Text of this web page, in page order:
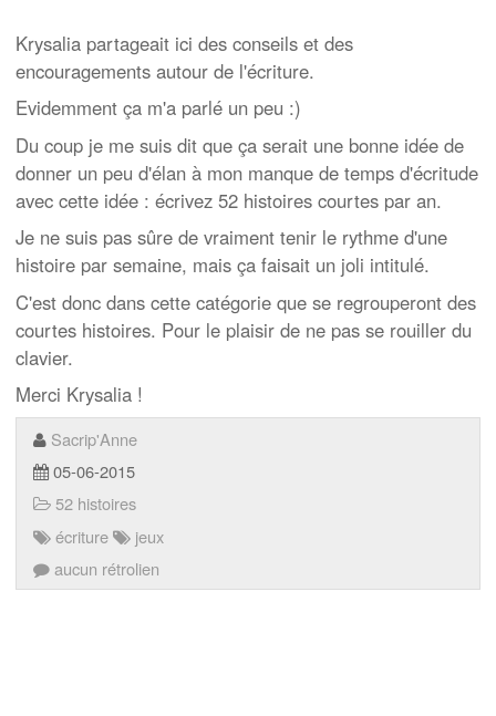
Krysalia partageait ici des conseils et des
encouragements autour de l'écriture.
Evidemment ça m'a parlé un peu :)
Du coup je me suis dit que ça serait une bonne idée de
donner un peu d'élan à mon manque de temps d'écritude
avec cette idée : écrivez 52 histoires courtes par an.
Je ne suis pas sûre de vraiment tenir le rythme d'une
histoire par semaine, mais ça faisait un joli intitulé.
C'est donc dans cette catégorie que se regrouperont des
courtes histoires. Pour le plaisir de ne pas se rouiller du
clavier.
Merci Krysalia !
Sacrip'Anne
05-06-2015
52 histoires
écriture
jeux
aucun rétrolien